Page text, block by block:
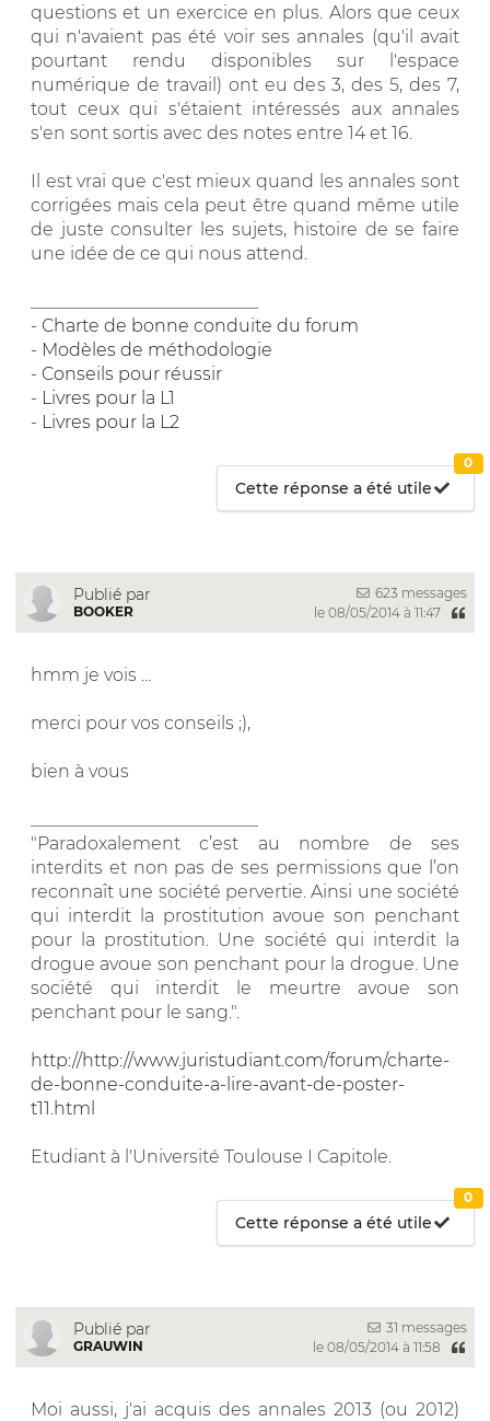
questions et un exercice en plus. Alors que ceux
qui n'avaient pas été voir ses annales (qu'il avait
pourtant rendu disponibles sur l'espace
numérique de travail) ont eu des 3, des 5, des 7,
tout ceux qui s'étaient intéressés aux annales
s'en sont sortis avec des notes entre 14 et 16.
Il est vrai que c'est mieux quand les annales sont
corrigées mais cela peut être quand même utile
de juste consulter les sujets, histoire de se faire
une idée de ce qui nous attend.
- Charte de bonne conduite du forum
- Modèles de méthodologie
- Conseils pour réussir
- Livres pour la L1
- Livres pour la L2
Cette réponse a été utile
0
Publié par
BOOKER
623 messages
le 08/05/2014 à 11:47
hmm je vois ...
merci pour vos conseils ;),
bien à vous
"Paradoxalement c’est au nombre de ses
interdits et non pas de ses permissions que l’on
reconnaît une société pervertie. Ainsi une société
qui interdit la prostitution avoue son penchant
pour la prostitution. Une société qui interdit la
drogue avoue son penchant pour la drogue. Une
société qui interdit le meurtre avoue son
penchant pour le sang.".
http://http://www.juristudiant.com/forum/charte-
de-bonne-conduite-a-lire-avant-de-poster-
t11.html
Etudiant à l'Université Toulouse I Capitole.
Cette réponse a été utile
0
Publié par
GRAUWIN
31 messages
le 08/05/2014 à 11:58
Moi aussi, j'ai acquis des annales 2013 (ou 2012)